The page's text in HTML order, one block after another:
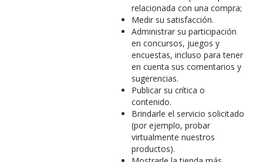
relacionada con una compra;
Medir su satisfacción.
Administrar su participación
en concursos, juegos y
encuestas, incluso para tener
en cuenta sus comentarios y
sugerencias.
Publicar su crítica o
contenido.
Brindarle el servicio solicitado
(por ejemplo, probar
virtualmente nuestros
productos).